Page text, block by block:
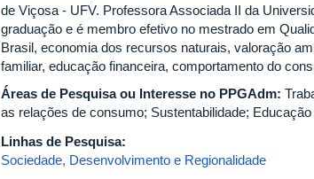
de Viçosa - UFV. Professora Associada II da
graduação e é membro efetivo no mestrado em
Brasil, economia dos recursos naturais, valoração
familiar, educação financeira, comportamento do
Áreas de Pesquisa ou Interesse no PPGAdm:
as relações de consumo; Sustentabilidade;
Linhas de Pesquisa:
Sociedade, Desenvolvimento e Regionalidade